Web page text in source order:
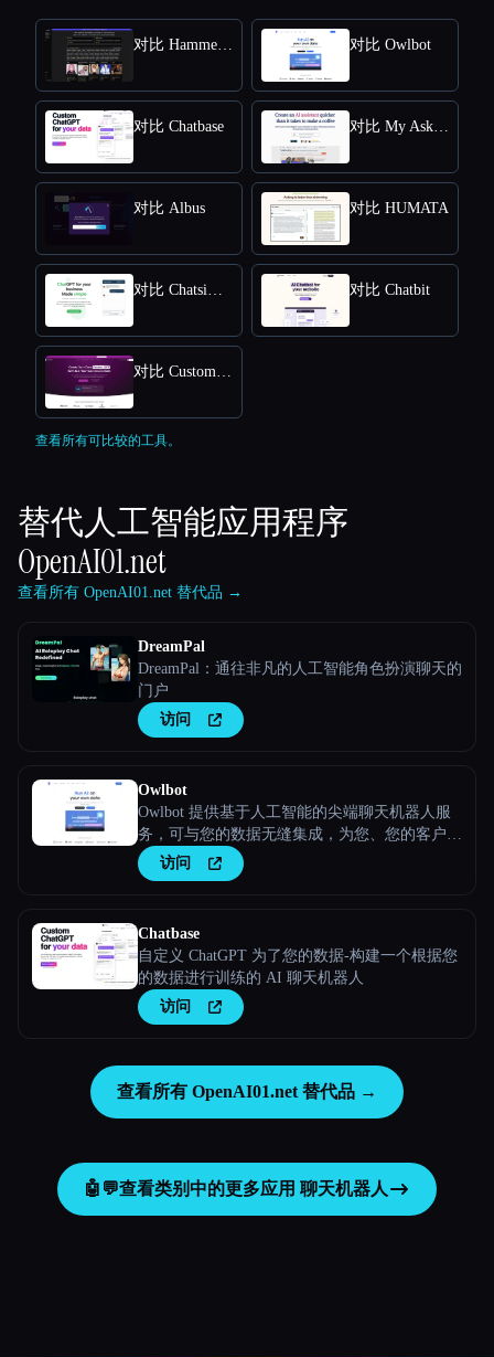
对比 HammerAI 对比 Owlbot
对比 Chatbase 对比 My AskAI
对比 Albus 对比 HUMATA
对比 Chatsimple 对比 Chatbit
对比 CustomGPT
查看所有可比较的工具。
替代人工智能应用程序
OpenAI01.net
查看所有 OpenAI01.net 替代品 →
DreamPal
DreamPal：通往非凡的人工智能角色扮演聊天的
门户
访问
Owlbot
Owlbot 提供基于人工智能的尖端聊天机器人服
务，可与您的数据无缝集成，为您、您的客户或
团队提供即时响应。
访问
Chatbase
自定义 ChatGPT 为了您的数据-构建一个根据您
的数据进行训练的 AI 聊天机器人
访问
查看所有 OpenAI01.net 替代品 →
🤖💬查看类别中的更多应用 聊天机器人